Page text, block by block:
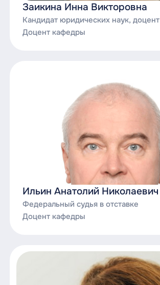
Заикина Инна Викторовна
Кандидат юридических наук, доцент
Доцент кафедры
Ильин Анатолий Николаевич
Федеральный судья в отставке
Доцент кафедры